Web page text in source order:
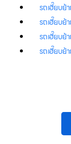
รถเฮี๊ยบ
รถเฮี๊ยบ
รถเฮี๊ยบ
รถเฮี๊ยบ